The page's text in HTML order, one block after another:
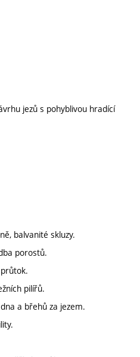
jezů s pohyblivou hradící
balvanité skluzy.
porostů.
pilířů.
a břehů za jezem.